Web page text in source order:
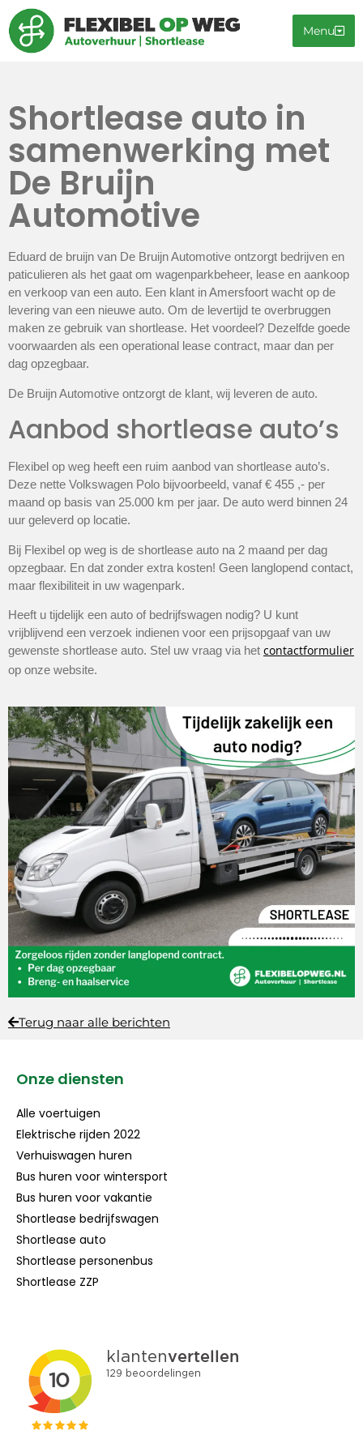
Menu
Shortlease auto in
samenwerking met
De Bruijn
Automotive
Eduard de bruijn van De Bruijn Automotive ontzorgt bedrijven en
paticulieren als het gaat om wagenparkbeheer, lease en aankoop
en verkoop van een auto. Een klant in Amersfoort wacht op de
levering van een nieuwe auto. Om de levertijd te overbruggen
maken ze gebruik van shortlease. Het voordeel? Dezelfde goede
voorwaarden als een operational lease contract, maar dan per
dag opzegbaar.
De Bruijn Automotive ontzorgt de klant, wij leveren de auto.
Aanbod shortlease auto’s
Flexibel op weg heeft een ruim aanbod van shortlease auto’s.
Deze nette Volkswagen Polo bijvoorbeeld, vanaf € 455 ,- per
maand op basis van 25.000 km per jaar. De auto werd binnen 24
uur geleverd op locatie.
Bij Flexibel op weg is de shortlease auto na 2 maand per dag
opzegbaar. En dat zonder extra kosten! Geen langlopend contact,
maar flexibiliteit in uw wagenpark.
Heeft u tijdelijk een auto of bedrijfswagen nodig? U kunt
vrijblijvend een verzoek indienen voor een prijsopgaaf van uw
gewenste shortlease auto. Stel uw vraag via het contactformulier
op onze website.
Terug naar alle berichten
Onze diensten
Alle voertuigen
Elektrische rijden 2022
Verhuiswagen huren
Bus huren voor wintersport
Bus huren voor vakantie
Shortlease bedrijfswagen
Shortlease auto
Shortlease personenbus
Shortlease ZZP